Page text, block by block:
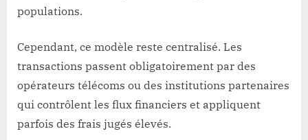
populations.
Cependant, ce modèle reste centralisé. Les
transactions passent obligatoirement par des
opérateurs télécoms ou des institutions partenaires
qui contrôlent les flux financiers et appliquent
parfois des frais jugés élevés.